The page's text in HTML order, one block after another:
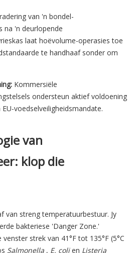
van 'n bondel-
na 'n deurlopende
laat hoëvolume-operasies toe
te handhaaf sonder om
Kommersiële
ondersteun aktief voldoening
voedselveiligheidsmandate.
van
klop die
van streng temperatuurbestuur. Jy
bakteriese 'Danger Zone.'
strek van 41°F tot 135°F (5°C
Salmonella , E. colien Listeria